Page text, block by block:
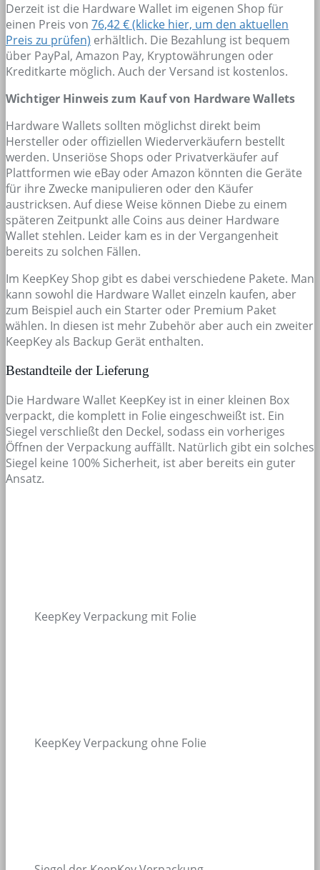
Derzeit ist die Hardware Wallet im eigenen Shop für
einen Preis von 76,42 € (klicke hier, um den aktuellen
Preis zu prüfen) erhältlich. Die Bezahlung ist bequem
über PayPal, Amazon Pay, Kryptowährungen oder
Kreditkarte möglich. Auch der Versand ist kostenlos.
Wichtiger Hinweis zum Kauf von Hardware Wallets
Hardware Wallets sollten möglichst direkt beim
Hersteller oder offiziellen Wiederverkäufern bestellt
werden. Unseriöse Shops oder Privatverkäufer auf
Plattformen wie eBay oder Amazon könnten die Geräte
für ihre Zwecke manipulieren oder den Käufer
austricksen. Auf diese Weise können Diebe zu einem
späteren Zeitpunkt alle Coins aus deiner Hardware
Wallet stehlen. Leider kam es in der Vergangenheit
bereits zu solchen Fällen.
Im KeepKey Shop gibt es dabei verschiedene Pakete. Man
kann sowohl die Hardware Wallet einzeln kaufen, aber
zum Beispiel auch ein Starter oder Premium Paket
wählen. In diesen ist mehr Zubehör aber auch ein zweiter
KeepKey als Backup Gerät enthalten.
Bestandteile der Lieferung
Die Hardware Wallet KeepKey ist in einer kleinen Box
verpackt, die komplett in Folie eingeschweißt ist. Ein
Siegel verschließt den Deckel, sodass ein vorheriges
Öffnen der Verpackung auffällt. Natürlich gibt ein solches
Siegel keine 100% Sicherheit, ist aber bereits ein guter
Ansatz.
KeepKey Verpackung mit Folie
KeepKey Verpackung ohne Folie